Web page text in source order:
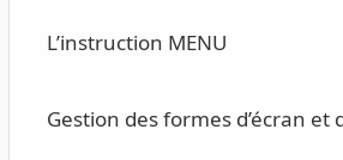
L’instruction MENU
Gestion des formes d’écran et